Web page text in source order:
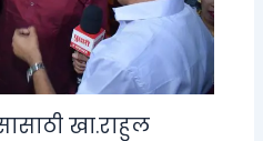
खा.राहुल